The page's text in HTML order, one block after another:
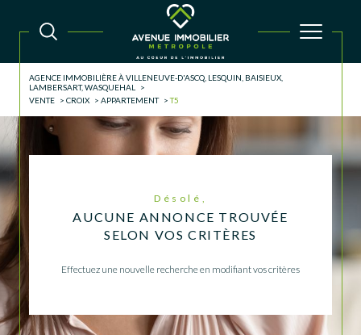
AGENCE IMMOBILIÈRE À VILLENEUVE-D'ASCQ, LESQUIN, BAISIEUX,
LAMBERSART, WASQUEHAL
VENTE
CROIX APPARTEMENT T5
Désolé,
AUCUNE ANNONCE TROUVÉE
SELON VOS CRITÈRES
Effectuez une nouvelle recherche en modifiant vos critères